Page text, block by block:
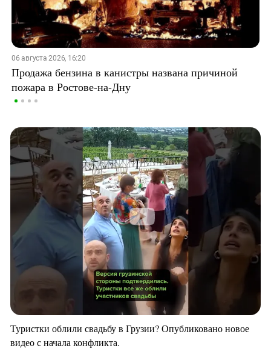
06 августа 2026, 16:20
Продажа бензина в канистры названа причиной
пожара в Ростове-на-Дну
Туристки облили свадьбу в Грузии? Опубликовано новое
видео с начала конфликта.